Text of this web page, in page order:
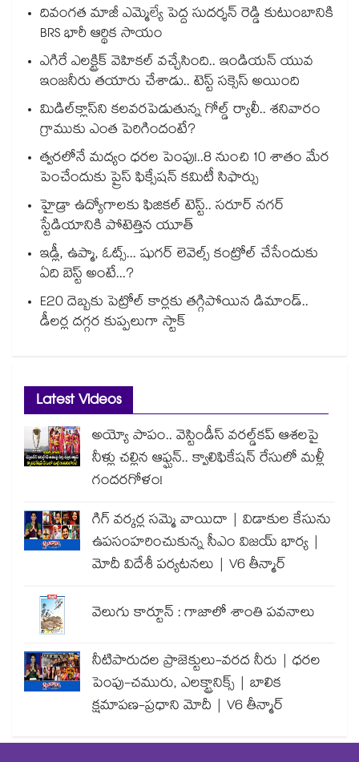
దివంగత మాజీ ఎమ్మెల్యే పెద్ద సుదర్శన్ రెడ్డి కుటుంబానికి
BRS భారీ ఆర్థిక సాయం
ఎగిరే ఎలక్ట్రిక్ వెహికల్ వచ్చేసింది.. ఇండియన్ యువ
ఇంజనీరు తయారు చేశాడు.. టెస్ట్ సక్సెస్ అయింది
మిడిల్‌క్లాస్‌ని కలవరపెడుతున్న గోల్డ్ ర్యాలీ.. శనివారం
గ్రాముకు ఎంత పెరిగిందంటే?
త్వరలోనే మద్యం ధ‌‌ర‌‌ల పెంపు!..8 నుంచి 10 శాతం మేర
పెంచేందుకు ప్రైస్ ఫిక్సేష‌‌న్ క‌‌మిటీ సిఫార్సు
హైడ్రా ఉద్యోగాలకు ఫిజికల్ టెస్ట్.. సరూర్ నగర్
స్టేడియానికి పోటెత్తిన యూత్
ఇడ్లీ, ఉప్మా, ఓట్స్... షుగర్ లెవెల్స్ కంట్రోల్ చేసేందుకు
ఏది బెస్ట్ అంటే...?
E20 దెబ్బకు పెట్రోల్ కార్లకు తగ్గిపోయిన డిమాండ్..
డీలర్ల దగ్గర కుప్పలుగా స్టాక్
Latest Videos
అయ్యో పాపం.. వెస్టిండీస్ వరల్డ్‌కప్ ఆశలపై
నీళ్లు చల్లిన ఆఫ్ఘన్.. క్వాలిఫికేషన్ రేసులో మళ్లీ
గందరగోళం!
గిగ్ వర్కర్ల సమ్మె వాయిదా | విడాకుల కేసును
ఉపసంహరించుకున్న సీఎం విజయ్ భార్య |
మోదీ విదేశీ పర్యటనలు | V6 తీన్మార్
వెలుగు కార్టూన్ : గాజాలో శాంతి పవనాలు
నీటిపారుదల ప్రాజెక్టులు-వరద నీరు | ధరల
పెంపు-చమురు, ఎలక్ట్రానిక్స్ | బాలిక
క్షమాపణ-ప్రధాని మోదీ | V6 తీన్మార్